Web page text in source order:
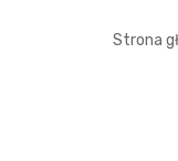
Strona